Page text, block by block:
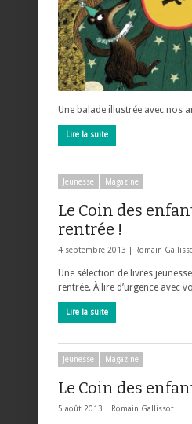
Une balade illustrée avec nos
Lire la suite
Jeunesse Magazine
Le Coin des
rentrée !
4 septembre 2013 | Romain
Une sélection de livres
rentrée. À lire d’urgence avec
Lire la suite
Jeunesse Magazine
Le Coin des
5 août 2013 | Romain Gallissot